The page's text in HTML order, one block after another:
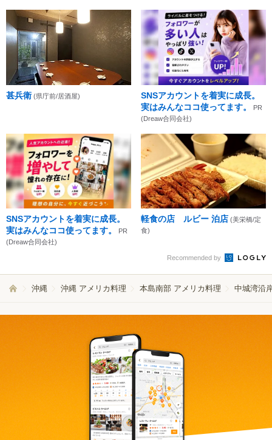
甚兵衛 (県庁前/居酒屋)
SNSアカウントを着実に成長。
実はみんなココ使ってます。
PR
(Dreaw合同会社)
SNSアカウントを着実に成長。
実はみんなココ使ってます。
PR
(Dreaw合同会社)
軽食の店 ルビー 泊店 (美栄橋/定
食)
Recommended by
沖縄 沖縄 アメリカ料理 本島南部 アメリカ料理 中城湾沿